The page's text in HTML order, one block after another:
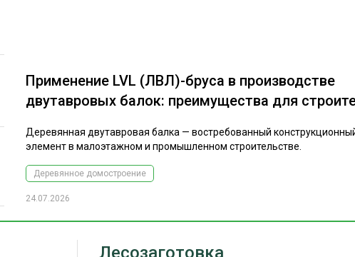
Применение LVL (ЛВЛ)-бруса в производстве
двутавровых балок: преимущества для
Деревянная двутавровая балка — востребованный
элемент в малоэтажном и промышленном строительстве.
Деревянное домостроение
24.07.2026
Лесозаготовка